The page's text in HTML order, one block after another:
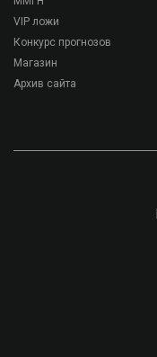
VIP ложи
Конкурс прогнозов
Магазин
Архив сайта